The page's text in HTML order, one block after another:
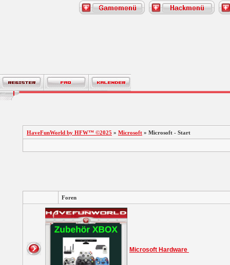
HaveFunWorld by HFW™ ©2025 » Microsoft » Microsoft - Start
Foren
Microsoft Hardware